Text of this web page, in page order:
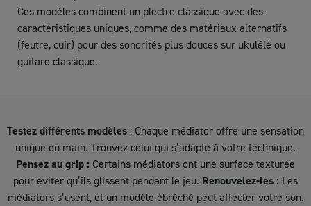
Ces modèles combinent un plectre classique avec des
caractéristiques uniques, comme des matériaux alternatifs
(feutre, cuir) pour des sonorités plus douces sur ukulélé ou
guitare classique.
Testez différents modèles : Chaque médiator offre une sensation
unique en main. Trouvez celui qui s’adapte à votre technique.
Pensez au grip : Certains médiators ont une surface texturée
pour éviter qu’ils glissent pendant le jeu. Renouvelez-les : Les
médiators s’usent, et un modèle ébréché peut affecter votre son.